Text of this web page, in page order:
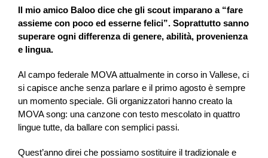
Il mio amico Baloo dice che gli scout imparano a “fare
assieme con poco ed esserne felici”. Soprattutto sanno
superare ogni differenza di genere, abilità, provenienza
e lingua.
Al campo federale MOVA attualmente in corso in Vallese, ci
si capisce anche senza parlare e il primo agosto è sempre
un momento speciale. Gli organizzatori hanno creato la
MOVA song: una canzone con testo mescolato in quattro
lingue tutte, da ballare con semplici passi.
Quest’anno direi che possiamo sostituire il tradizionale e